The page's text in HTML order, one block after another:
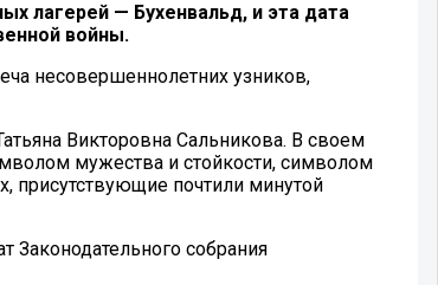
лагерей — Бухенвальд, и эта дата
войны.
несовершеннолетних узников,
Викторовна Сальникова. В своем
мужества и стойкости, символом
присутствующие почтили минутой
Законодательного собрания